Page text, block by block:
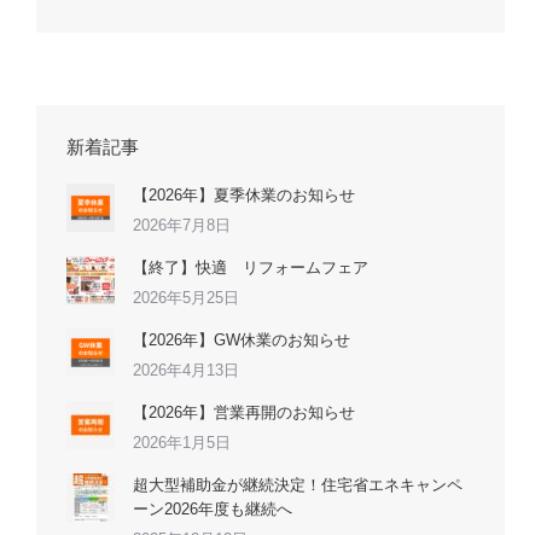
新着記事
【2026年】夏季休業のお知らせ
2026年7月8日
【終了】快適 リフォームフェア
2026年5月25日
【2026年】GW休業のお知らせ
2026年4月13日
【2026年】営業再開のお知らせ
2026年1月5日
超大型補助金が継続決定！住宅省エネキャンペ
ーン2026年度も継続へ